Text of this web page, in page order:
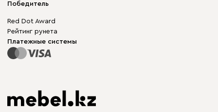
Гарантия
Для бизнеса
Карта сайта
Корпусная мебель
Модульная мебель
Столы и стулья
Победитель
Red Dot Award
Рейтинг рунета
Платежные системы